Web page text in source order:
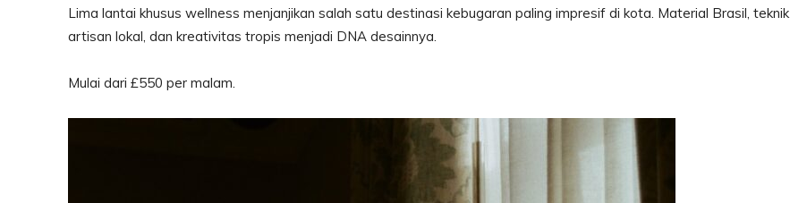
Lima lantai khusus wellness menjanjikan salah satu destinasi kebugaran paling impresif di kota. Material Brasil, teknik
artisan lokal, dan kreativitas tropis menjadi DNA desainnya.
Mulai dari £550 per malam.